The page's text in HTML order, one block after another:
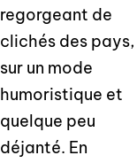
regorgeant de
clichés des pays,
sur un mode
humoristique et
quelque peu
déjanté. En